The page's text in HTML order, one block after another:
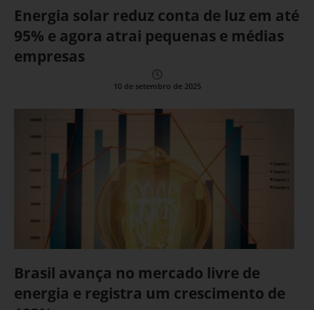
Energia solar reduz conta de luz em até
95% e agora atrai pequenas e médias
empresas
10 de setembro de 2025
Brasil avança no mercado livre de
energia e registra um crescimento de